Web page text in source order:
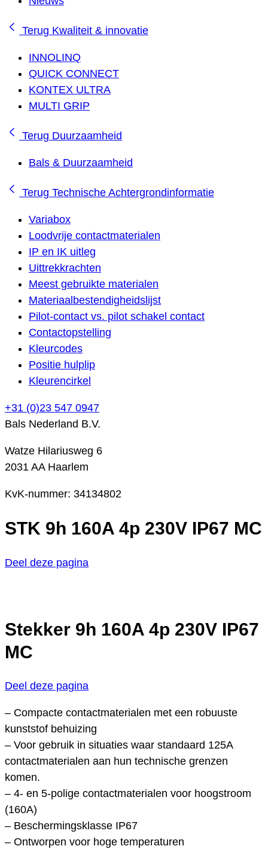
Terug Kwaliteit & innovatie
INNOLINQ
QUICK CONNECT
KONTEX ULTRA
MULTI GRIP
Terug Duurzaamheid
Bals & Duurzaamheid
Terug Technische Achtergrondinformatie
Variabox
Loodvrije contactmaterialen
IP en IK uitleg
Uittrekkrachten
Meest gebruikte materialen
Materiaalbestendigheidslijst
Pilot-contact vs. pilot schakel contact
Contactopstelling
Kleurcodes
Positie hulplip
Kleurencirkel
+31 (0)23 547 0947
Bals Nederland B.V.
Watze Hilariusweg 6
2031 AA Haarlem
KvK-nummer: 34134802
STK 9h 160A 4p 230V IP67 MC
Deel deze pagina
Stekker 9h 160A 4p 230V IP67
MC
Deel deze pagina
– Compacte contactmaterialen met een robuuste
kunststof behuizing
– Voor gebruik in situaties waar standaard 125A
contactmaterialen aan hun technische grenzen
komen.
– 4- en 5-polige contactmaterialen voor hoogstroom
(160A)
– Beschermingsklasse IP67
– Ontworpen voor hoge temperaturen